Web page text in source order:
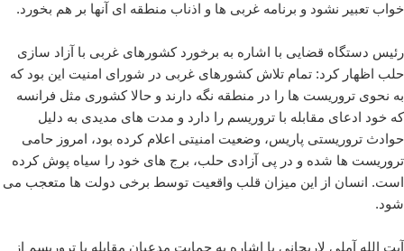
خواب تعبیر نشود و برنامه غربی ها و اذناب منطقه ای آنها بر هم بخورد.
رئیس دستگاه قضایی با اشاره به برخورد کشورهای غربی با آزاد سازی
حلب اظهار کرد: تمام تلاش کشورهای غربی در شورای امنیت این بود که
به نحوی تروریست ها را در منطقه نگه دارند و حالا کشوری مثل فرانسه
که خود ادعای مقابله با تروریسم را دارد و مدت های مدیدی به دلیل
حوادث تروریستی پاریس، وضعیت امنیتی اعلام کرده بود، امروز حامی
تروریست ها شده و در پی آزادی حلب، برج های خود را سیاه پوش کرده
است. انسان از این میزان قلب واقعیت توسط برخی دولت ها متعجب می
شود.
آیت الله آملی لاریجانی با اشاره به حمایت مدعیان مقابله با تروریسم از